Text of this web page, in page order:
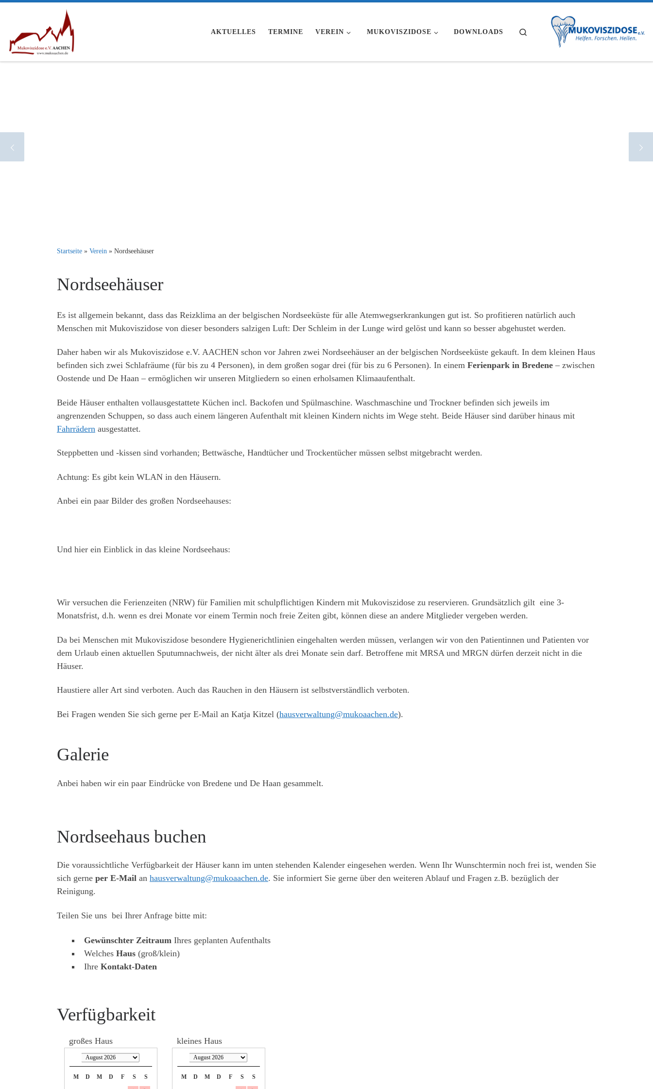
Zum Inhalt springen
AKTUELLES TERMINE VEREIN MUKOVISZIDOSE DOWNLOADS
WAS IST MUKOVISZIDOSE?
Erholung an der Nordsee
ZU DEN NORDSEE-HÄUSERN
Startseite » Verein » Nordseehäuser
Nordseehäuser
Es ist allgemein bekannt, dass das Reizklima an der belgischen Nordseeküste für alle Atemwegserkrankungen gut ist. So profitieren natürlich auch
Menschen mit Mukoviszidose von dieser besonders salzigen Luft: Der Schleim in der Lunge wird gelöst und kann so besser abgehustet werden.
Daher haben wir als Mukoviszidose e.V. AACHEN schon vor Jahren zwei Nordseehäuser an der belgischen Nordseeküste gekauft. In dem kleinen Haus
befinden sich zwei Schlafräume (für bis zu 4 Personen), in dem großen sogar drei (für bis zu 6 Personen). In einem Ferienpark in Bredene – zwischen
Oostende und De Haan – ermöglichen wir unseren Mitgliedern so einen erholsamen Klimaaufenthalt.
Beide Häuser enthalten vollausgestattete Küchen incl. Backofen und Spülmaschine. Waschmaschine und Trockner befinden sich jeweils im
angrenzenden Schuppen, so dass auch einem längeren Aufenthalt mit kleinen Kindern nichts im Wege steht. Beide Häuser sind darüber hinaus mit
Fahrrädern ausgestattet.
Steppbetten und -kissen sind vorhanden; Bettwäsche, Handtücher und Trockentücher müssen selbst mitgebracht werden.
Achtung: Es gibt kein WLAN in den Häusern.
Anbei ein paar Bilder des großen Nordseehauses:
Und hier ein Einblick in das kleine Nordseehaus:
Wir versuchen die Ferienzeiten (NRW) für Familien mit schulpflichtigen Kindern mit Mukoviszidose zu reservieren. Grundsätzlich gilt eine 3-
Monatsfrist, d.h. wenn es drei Monate vor einem Termin noch freie Zeiten gibt, können diese an andere Mitglieder vergeben werden.
Da bei Menschen mit Mukoviszidose besondere Hygienerichtlinien eingehalten werden müssen, verlangen wir von den Patientinnen und Patienten vor
dem Urlaub einen aktuellen Sputumnachweis, der nicht älter als drei Monate sein darf. Betroffene mit MRSA und MRGN dürfen derzeit nicht in die
Häuser.
Haustiere aller Art sind verboten. Auch das Rauchen in den Häusern ist selbstverständlich verboten.
Bei Fragen wenden Sie sich gerne per E-Mail an Katja Kitzel (hausverwaltung@mukoaachen.de).
Galerie
Anbei haben wir ein paar Eindrücke von Bredene und De Haan gesammelt.
Nordseehaus buchen
Die voraussichtliche Verfügbarkeit der Häuser kann im unten stehenden Kalender eingesehen werden. Wenn Ihr Wunschtermin noch frei ist, wenden Sie
sich gerne per E-Mail an hausverwaltung@mukoaachen.de. Sie informiert Sie gerne über den weiteren Ablauf und Fragen z.B. bezüglich der
Reinigung.
Teilen Sie uns bei Ihrer Anfrage bitte mit:
Gewünschter Zeitraum Ihres geplanten Aufenthalts
Welches Haus (groß/klein)
Ihre Kontakt-Daten
Verfügbarkeit
großes Haus
M D M D F S S
kleines Haus
M D M D F S S